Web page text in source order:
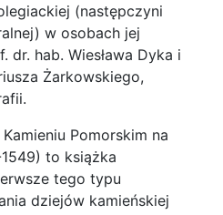
(następczyni
w osobach jej
dr. hab. Wiesława Dyka i
Żarkowskiego,
Pomorskim na
to książka
tego typu
dziejów kamieńskiej